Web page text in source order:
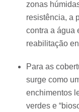
zonas
resistência, a
contra a água
reabilitação
Para as
surge como
enchimentos
verdes e